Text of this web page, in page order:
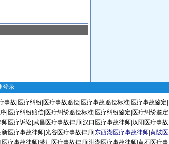
登录
事故| 医疗纠纷| 医疗事故赔偿 医疗事故赔偿标准| 医疗事故鉴定
| 医疗纠纷赔偿| 医疗纠纷赔偿标准| 医疗纠纷鉴定 医疗纠纷鉴定
师医疗诉讼| 武昌医疗事故律师| 汉口医疗事故律师 |汉阳医疗事故
新医疗事故律师| 光谷医疗事故律师| 东西湖医疗事故律师 |黄陂医
医疗事故律师| 潜江医疗事故律师| 洪湖医疗事故律师 |黄石医疗事